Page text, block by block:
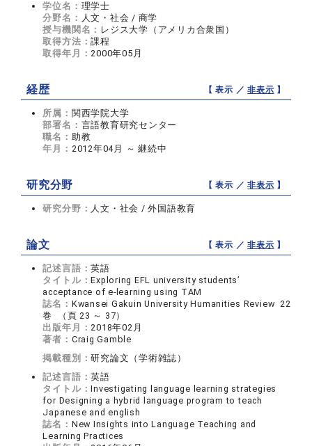
学位名： 理学士
分野名： 人文・社会 / 商学
授与機関名： レジス大学（アメリカ合衆国）
取得方法：課程
取得年月：2000年05月
経歴 【 表示 ／非表示 】
所属： 関西学院大学
部署名： 言語教育研究センター
職名： 助教
年月： 2012年04月 ～ 継続中
研究分野 【 表示 ／非表示 】
研究分野： 人文・社会 / 外国語教育
論文 【 表示 ／非表示 】
記述言語：英語
タイトル：Exploring EFL university students’
acceptance of e-learning using TAM
誌名： Kwansei Gakuin University Humanities Review 22
巻 （頁 23 ～ 37）
出版年月：2018年02月
著者： Craig Gamble
掲載種別：研究論文（学術雑誌）
記述言語：英語
タイトル：Investigating language learning strategies
for Designing a hybrid language program to teach
Japanese and english
誌名： New Insights into Language Teaching and
Learning Practices